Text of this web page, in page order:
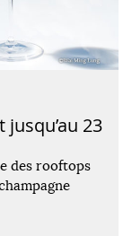
23
des rooftops